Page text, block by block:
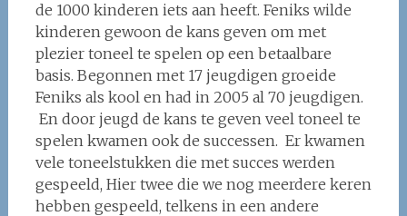
de 1000 kinderen iets aan heeft. Feniks wilde
kinderen gewoon de kans geven om met
plezier toneel te spelen op een betaalbare
basis. Begonnen met 17 jeugdigen groeide
Feniks als kool en had in 2005 al 70 jeugdigen.
En door jeugd de kans te geven veel toneel te
spelen kwamen ook de successen. Er kwamen
vele toneelstukken die met succes werden
gespeeld, Hier twee die we nog meerdere keren
hebben gespeeld, telkens in een andere